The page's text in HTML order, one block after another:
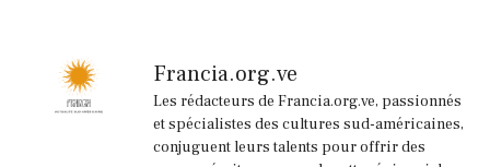
Francia.org.ve
Les rédacteurs de Francia.org.ve, passionnés
et spécialistes des cultures sud-américaines,
conjuguent leurs talents pour offrir des